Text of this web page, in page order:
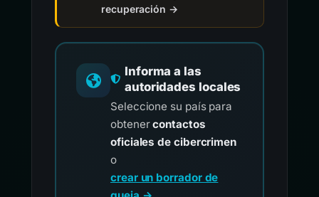
recuperación →
Informa a las
autoridades locales
Seleccione su país para
obtenercontactos
oficiales de cibercrimen
o
crear un borrador de